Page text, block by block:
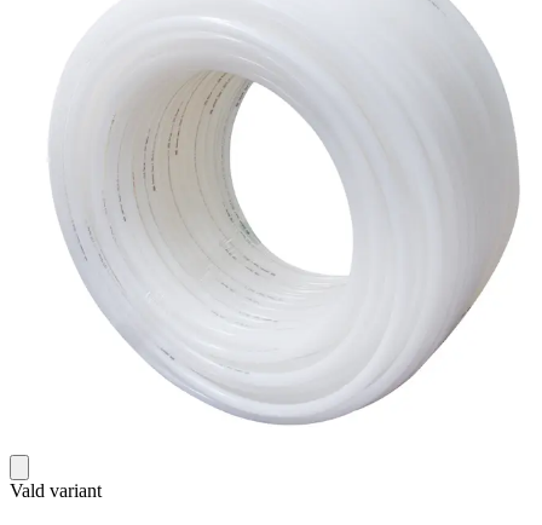
Vald variant